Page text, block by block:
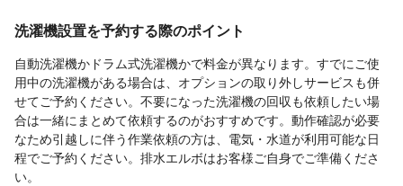
洗濯機設置を予約する際のポイント
自動洗濯機かドラム式洗濯機かで料金が異なります。すでにご使
用中の洗濯機がある場合は、オプションの取り外しサービスも併
せてご予約ください。不要になった洗濯機の回収も依頼したい場
合は一緒にまとめて依頼するのがおすすめです。動作確認が必要
なため引越しに伴う作業依頼の方は、電気・水道が利用可能な日
程でご予約ください。排水エルボはお客様ご自身でご準備くださ
い。